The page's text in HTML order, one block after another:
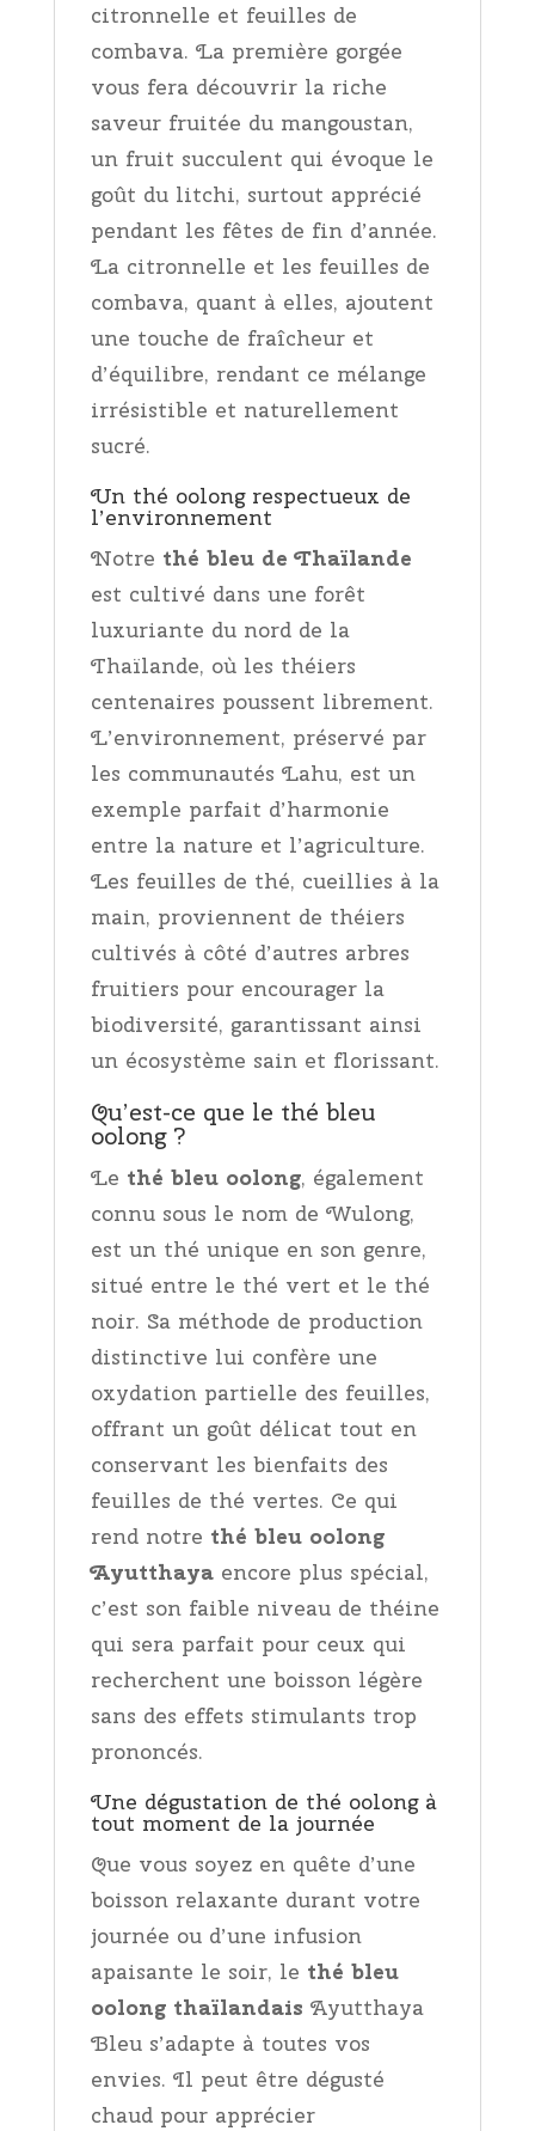
citronnelle et feuilles de
combava. La première gorgée
vous fera découvrir la riche
saveur fruitée du mangoustan,
un fruit succulent qui évoque le
goût du litchi, surtout apprécié
pendant les fêtes de fin d’année.
La citronnelle et les feuilles de
combava, quant à elles, ajoutent
une touche de fraîcheur et
d’équilibre, rendant ce mélange
irrésistible et naturellement
sucré.
Un thé oolong respectueux de
l’environnement
Notre thé bleu de Thaïlande
est cultivé dans une forêt
luxuriante du nord de la
Thaïlande, où les théiers
centenaires poussent librement.
L’environnement, préservé par
les communautés Lahu, est un
exemple parfait d’harmonie
entre la nature et l’agriculture.
Les feuilles de thé, cueillies à la
main, proviennent de théiers
cultivés à côté d’autres arbres
fruitiers pour encourager la
biodiversité, garantissant ainsi
un écosystème sain et florissant.
Qu’est-ce que le thé bleu
oolong ?
Le thé bleu oolong, également
connu sous le nom de Wulong,
est un thé unique en son genre,
situé entre le thé vert et le thé
noir. Sa méthode de production
distinctive lui confère une
oxydation partielle des feuilles,
offrant un goût délicat tout en
conservant les bienfaits des
feuilles de thé vertes. Ce qui
rend notre thé bleu oolong
Ayutthayaencore plus spécial,
c’est son faible niveau de théine
qui sera parfait pour ceux qui
recherchent une boisson légère
sans des effets stimulants trop
prononcés.
Une dégustation de thé oolong à
tout moment de la journée
Que vous soyez en quête d’une
boisson relaxante durant votre
journée ou d’une infusion
apaisante le soir, le thé bleu
oolong thaïlandais Ayutthaya
Bleu s’adapte à toutes vos
envies. Il peut être dégusté
chaud pour apprécier